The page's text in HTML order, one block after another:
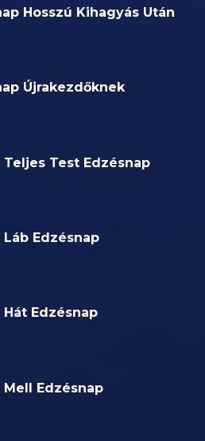
Hosszú Kihagyás Után
Újrakezdőknek
Teljes Test Edzésnap
Láb Edzésnap
Hát Edzésnap
Mell Edzésnap